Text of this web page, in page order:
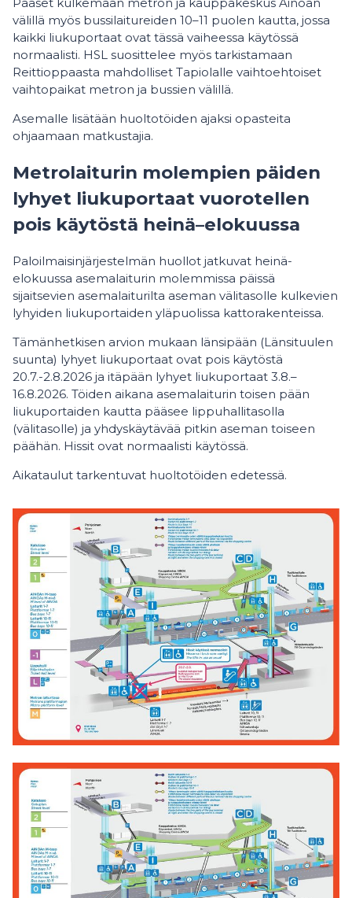
välillä myös bussilaitureiden 10–11 puolen kautta, jossa
kaikki liukuportaat ovat tässä vaiheessa käytössä
normaalisti. HSL suosittelee myös tarkistamaan
Reittioppaasta mahdolliset Tapiolalle vaihtoehtoiset
vaihtopaikat metron ja bussien välillä.
Asemalle lisätään huoltotöiden ajaksi opasteita
ohjaamaan matkustajia.
Metrolaiturin molempien päiden
lyhyet liukuportaat vuorotellen
pois käytöstä heinä–elokuussa
Paloilmaisinjärjestelmän huollot jatkuvat heinä-
elokuussa asemalaiturin molemmissa päissä
sijaitsevien asemalaiturilta aseman välitasolle kulkevien
lyhyiden liukuportaiden yläpuolissa kattorakenteissa.
Tämänhetkisen arvion mukaan länsipään (Länsituulen
suunta) lyhyet liukuportaat ovat pois käytöstä
20.7.-2.8.2026 ja itäpään lyhyet liukuportaat 3.8.–
16.8.2026. Töiden aikana asemalaiturin toisen pään
liukuportaiden kautta pääsee lippuhallitasolla
(välitasolle) ja yhdyskäytävää pitkin aseman toiseen
päähän. Hissit ovat normaalisti käytössä.
Aikataulut tarkentuvat huoltotöiden edetessä.